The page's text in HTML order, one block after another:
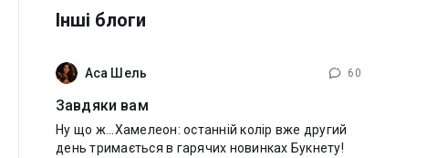
Інші блоги
Аса Шель 60
Завдяки вам
Ну що ж...Хамелеон: останній колір вже другий
день тримається в гарячих новинках Букнету!